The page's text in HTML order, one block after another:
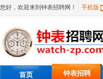
您好，欢迎来到钟表招聘网！ 手机版
首页 钟表招聘